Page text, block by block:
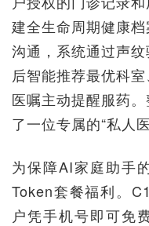
建全生命周期健康
沟通，系统通过声
后智能推荐最优科
医嘱主动提醒服药
了一位专属的“私人医
为保障AI家庭助手
Token套餐福利。
户凭手机号即可免